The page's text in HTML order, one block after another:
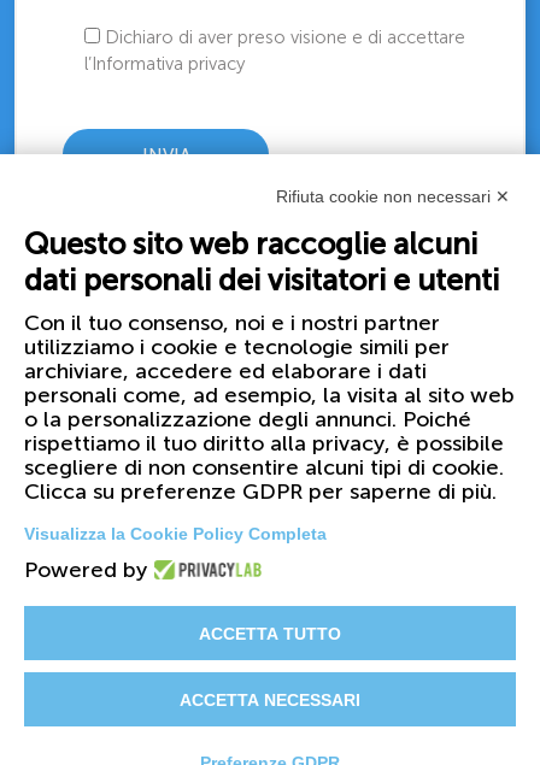
Dichiaro di aver preso visione e di accettare
l’Informativa privacy
Certificazioni
Privacy & Cookie Policy
Rifiuta cookie non necessari ✕
Questo sito web raccoglie alcuni
dati personali dei visitatori e utenti
Con il tuo consenso, noi e i nostri partner
utilizziamo i cookie e tecnologie simili per
archiviare, accedere ed elaborare i dati
personali come, ad esempio, la visita al sito web
o la personalizzazione degli annunci. Poiché
rispettiamo il tuo diritto alla privacy, è possibile
scegliere di non consentire alcuni tipi di cookie.
Clicca su preferenze GDPR per saperne di più.
Visualizza la Cookie Policy Completa
Powered by
ACCETTA TUTTO
ACCETTA NECESSARI